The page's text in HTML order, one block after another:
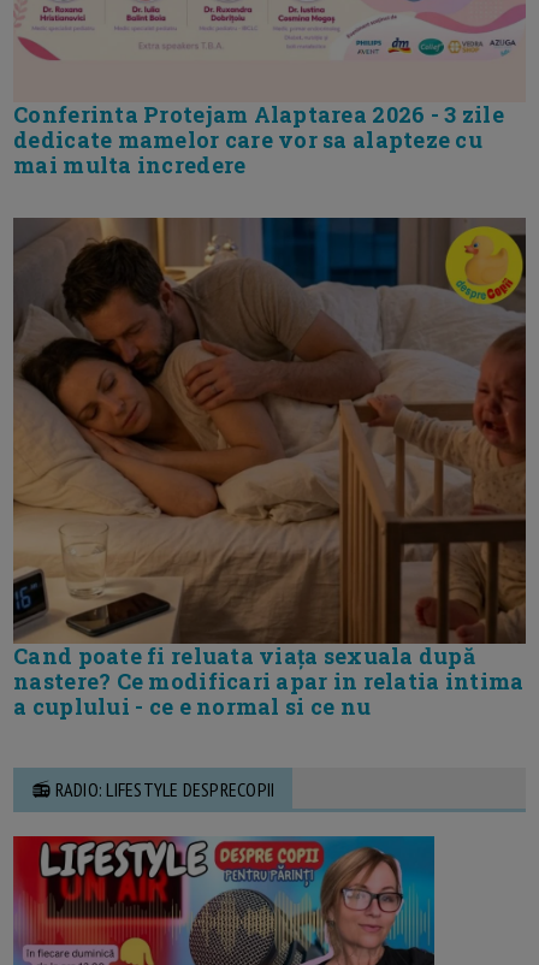
Conferinta Protejam Alaptarea 2026 - 3 zile
dedicate mamelor care vor sa alapteze cu
mai multa incredere
Cand poate fi reluata viața sexuala după
nastere? Ce modificari apar in relatia intima
a cuplului - ce e normal si ce nu
📻 RADIO: LIFESTYLE DESPRECOPII